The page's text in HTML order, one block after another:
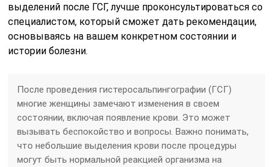
выделений после ГСГ, лучше проконсультироваться со
специалистом, который сможет дать рекомендации,
основываясь на вашем конкретном состоянии и
истории болезни.
После проведения гистеросальпингографии (ГСГ)
многие женщины замечают изменения в своем
состоянии, включая появление крови. Это может
вызывать беспокойство и вопросы. Важно понимать,
что небольшие выделения крови после процедуры
могут быть нормальной реакцией организма на